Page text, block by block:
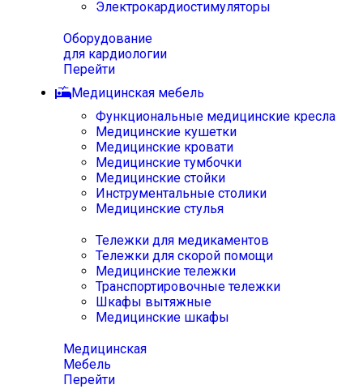
Электрокардиостимуляторы
Оборудование
для кардиологии
Перейти
Медицинская мебель
Функциональные медицинские кресла
Медицинские кушетки
Медицинские кровати
Медицинские тумбочки
Медицинские стойки
Инструментальные столики
Медицинские стулья
Тележки для медикаментов
Тележки для скорой помощи
Медицинские тележки
Транспортировочные тележки
Шкафы вытяжные
Медицинские шкафы
Медицинская
Мебель
Перейти